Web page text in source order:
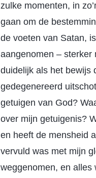
zulke momenten, in
gaan om de
de voeten van Satan,
aangenomen – sterker
duidelijk als het bewijs
gedegenereerd
getuigen van God?
over mijn getuigenis?
en heeft de mensheid
vervuld was met mijn
weggenomen, en alles